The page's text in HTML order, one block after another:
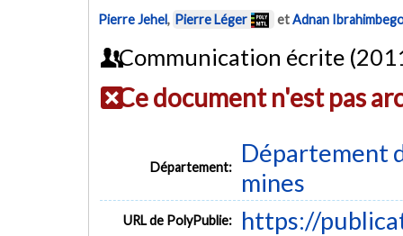
Pierre Jehel, Pierre Léger etAdnan
Communication écrite
Ce document n'est pas
Département:
Département
mines
URL de PolyPublie: https://